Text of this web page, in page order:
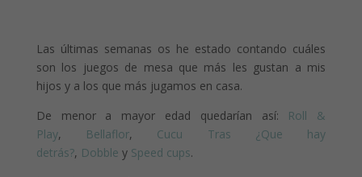
Las últimas semanas os he estado contando cuáles
son los juegos de mesa que más les gustan a mis
hijos y a los que más jugamos en casa.
De menor a mayor edad quedarían así: Roll &
Play, Bellaflor, Cucu Tras ¿Que hay
detrás?, Dobble y Speed cups.